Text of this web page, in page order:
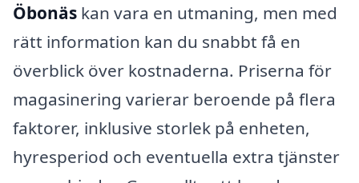
Öbonäs kan vara en utmaning, men med
rätt information kan du snabbt få en
överblick över kostnaderna. Priserna för
magasinering varierar beroende på flera
faktorer, inklusive storlek på enheten,
hyresperiod och eventuella extra tjänster